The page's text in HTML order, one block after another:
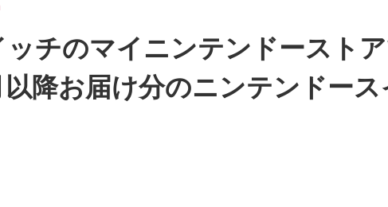
チのマイニンテンドースト
降お届け分のニンテンドース